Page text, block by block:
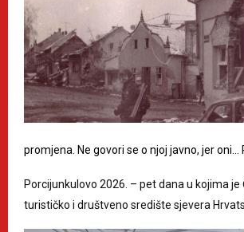
promjena. Ne govori se o njoj javno, jer oni…
Porcijunkulovo 2026. – pet dana u kojima je
turističko i društveno središte sjevera